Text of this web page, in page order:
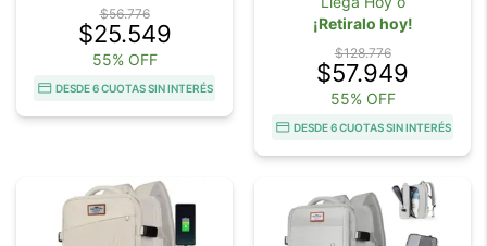
$56.776
$25.549
55% OFF
DESDE 6 CUOTAS SIN INTERÉS
¡Retiralo hoy!
$128.776
$57.949
55% OFF
DESDE 6 CUOTAS SIN INTERÉS